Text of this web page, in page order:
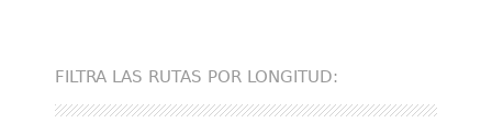
FILTRA LAS RUTAS POR LONGITUD: